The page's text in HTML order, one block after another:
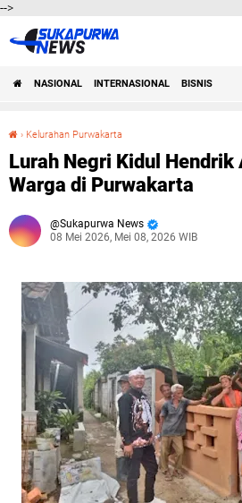
-->
NASIONAL INTERNASIONAL BISNIS
› Kelurahan Purwakarta
Lurah Negri Kidul
Warga di Purwakarta
Sukapurwa News
08 Mei 2026, Mei 08, 2026 WIB